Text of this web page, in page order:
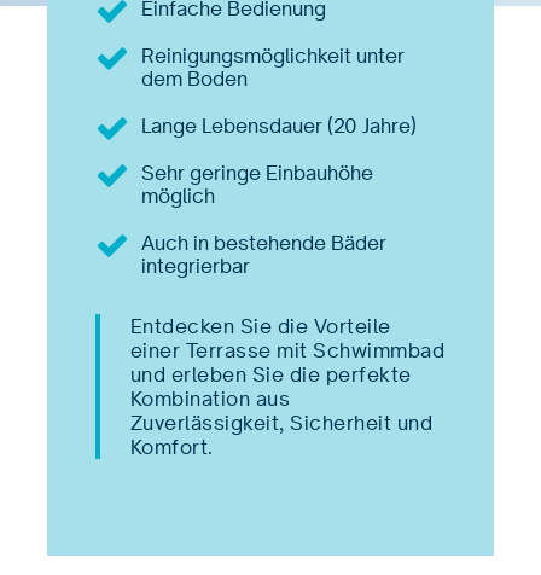
Einfache Bedienung
Reinigungsmöglichkeit unter
dem Boden
Lange Lebensdauer (20 Jahre)
Sehr geringe Einbauhöhe
möglich
Auch in bestehende Bäder
integrierbar
Entdecken Sie die Vorteile
einer Terrasse mit Schwimmbad
und erleben Sie die perfekte
Kombination aus
Zuverlässigkeit, Sicherheit und
Komfort.